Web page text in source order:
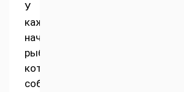
У
каждого
начинающего
рыбака,
который
собирается